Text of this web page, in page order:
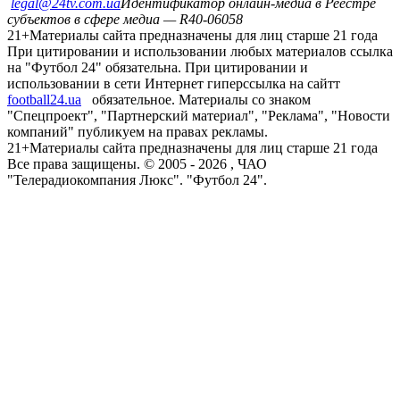
legal@24tv.com.uaИдентификатор онлайн-медиа в Реестре
субъектов в сфере медиа — R40-06058
21+Материалы сайта предназначены для лиц старше 21 года
При цитировании и использовании любых материалов ссылка
на "Футбол 24" обязательна. При цитировании и
использовании в сети Интернет гиперссылка на сайтт
football24.ua
обязательное. Материалы со знаком
"Спецпроект", "Партнерский материал", "Реклама", "Новости
компаний" публикуем на правах рекламы.
21+Материалы сайта предназначены для лиц старше 21 года
Все права защищены. © 2005 - 2026 , ЧАО
"Телерадиокомпания Люкс". "Футбол 24".